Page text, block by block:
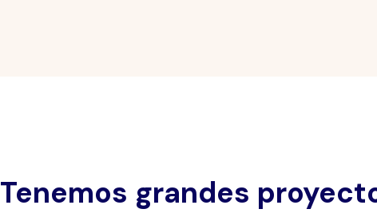
Tenemos grandes